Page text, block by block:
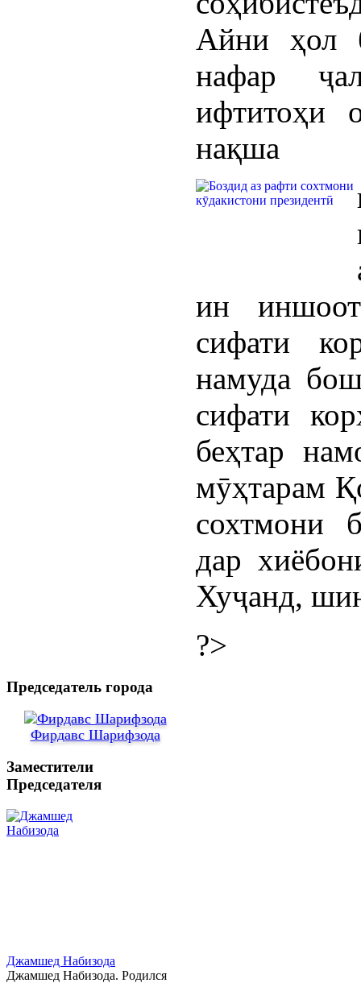
Айни ҳол
нафар
ифтитоҳи
нақша
ин
сифати
намуда
сифати
беҳтар
мӯҳтарам
сохтмони
дар
Хуҷанд,
?>
Председатель города
Фирдавс Шарифзода
Заместители
Председателя
Джамшед Набизода
Джамшед Набизода. Родился